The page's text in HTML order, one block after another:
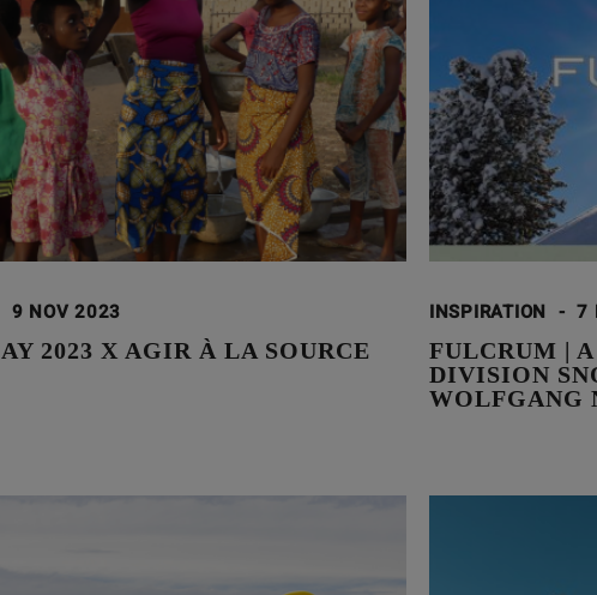
9 NOV 2023
2023 X AGIR À LA SOURCE
INSPIRATION - 7
FULCRUM |
DIVISION
WOLFGANG